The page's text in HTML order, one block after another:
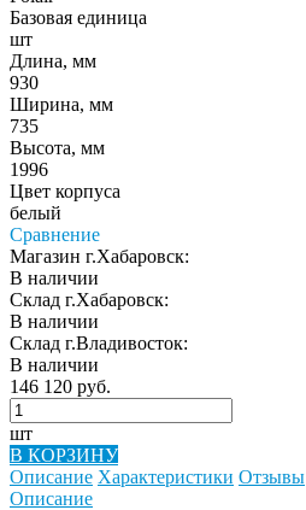
Базовая единица
шт
Длина, мм
930
Ширина, мм
735
Высота, мм
1996
Цвет корпуса
белый
Сравнение
Магазин г.Хабаровск:
В наличии
Склад г.Хабаровск:
В наличии
Склад г.Владивосток:
В наличии
146 120 руб.
шт
В КОРЗИНУ
Описание Характеристики Отзывы
Описание